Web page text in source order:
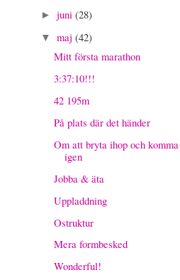
► juni (28)
▼ maj (42)
Mitt första marathon
3:37:10!!!
42 195m
På plats där det händer
Om att bryta ihop och komma
igen
Jobba & äta
Uppladdning
Ostruktur
Mera formbesked
Wonderful!